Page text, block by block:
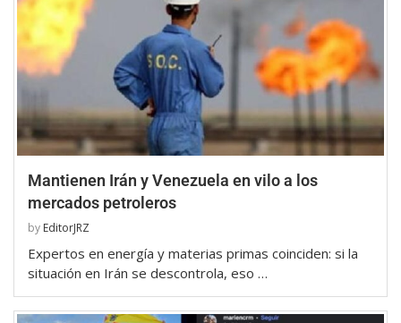
Mantienen Irán y Venezuela en vilo a los
mercados petroleros
by EditorJRZ
Expertos en energía y materias primas coinciden: si la
situación en Irán se descontrola, eso …